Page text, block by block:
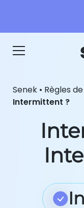
Senek • Règles
Intermittent ?